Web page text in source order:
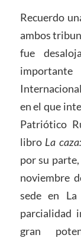
Recuerdo
ambos
fue
en el que
Patriótico
libro La
por su
noviembre
sede en
parcialidad
gran